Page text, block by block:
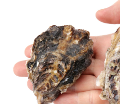
領収書・納品書等は一切同封してお
から印刷してご利用ください。
カートに